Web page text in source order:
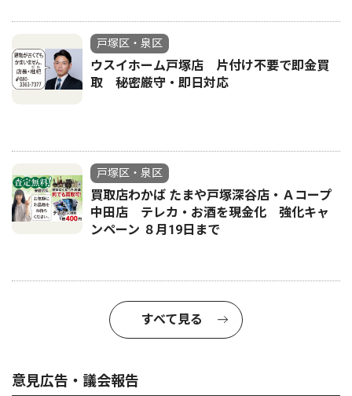
戸塚区・泉区
ウスイホーム戸塚店 片付け不要で即金買
取 秘密厳守・即日対応
戸塚区・泉区
買取店わかば たまや戸塚深谷店・Ａコープ
中田店 テレカ・お酒を現金化 強化キャ
ンペーン ８月19日まで
すべて見る
意見広告・議会報告